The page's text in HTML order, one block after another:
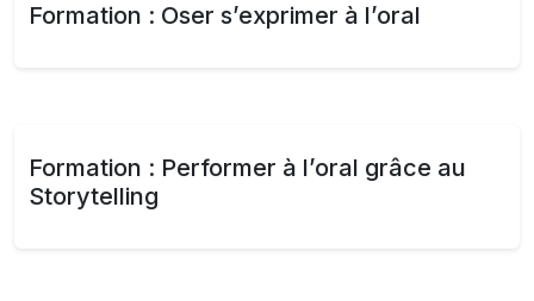
Formation : Oser s’exprimer à l’oral
Formation : Performer à l’oral grâce au
Storytelling​